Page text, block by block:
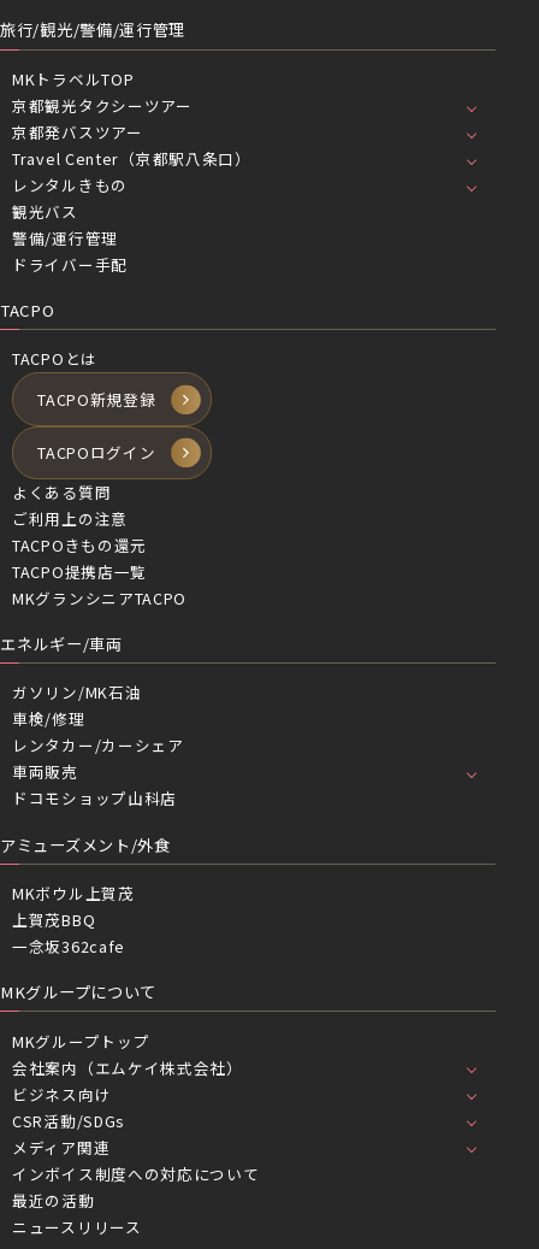
旅行/観光/警備/運行管理
MKトラベルTOP
京都観光タクシーツアー
京都発バスツアー
Travel Center（京都駅八条口）
レンタルきもの
観光バス
警備/運行管理
ドライバー手配
TACPO
TACPOとは
TACPO新規登録
TACPOログイン
よくある質問
ご利用上の注意
TACPOきもの還元
TACPO提携店一覧
MKグランシニアTACPO
エネルギー/車両
ガソリン/MK石油
車検/修理
レンタカー/カーシェア
車両販売
ドコモショップ山科店
アミューズメント/外食
MKボウル上賀茂
上賀茂BBQ
一念坂362cafe
MKグループについて
MKグループトップ
会社案内（エムケイ株式会社）
ビジネス向け
CSR活動/SDGs
メディア関連
インボイス制度への対応について
最近の活動
ニュースリリース